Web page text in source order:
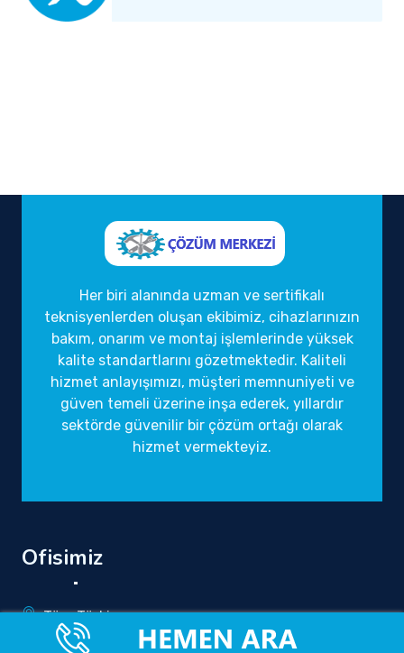
Her biri alanında uzman ve sertifikalı
teknisyenlerden oluşan ekibimiz, cihazlarınızın
bakım, onarım ve montaj işlemlerinde yüksek
kalite standartlarını gözetmektedir. Kaliteli
hizmet anlayışımızı, müşteri memnuniyeti ve
güven temeli üzerine inşa ederek, yıllardır
sektörde güvenilir bir çözüm ortağı olarak
hizmet vermekteyiz.
Ofisimiz
Tüm Türkiye
info@yetkilirandevuservisi.com.tr